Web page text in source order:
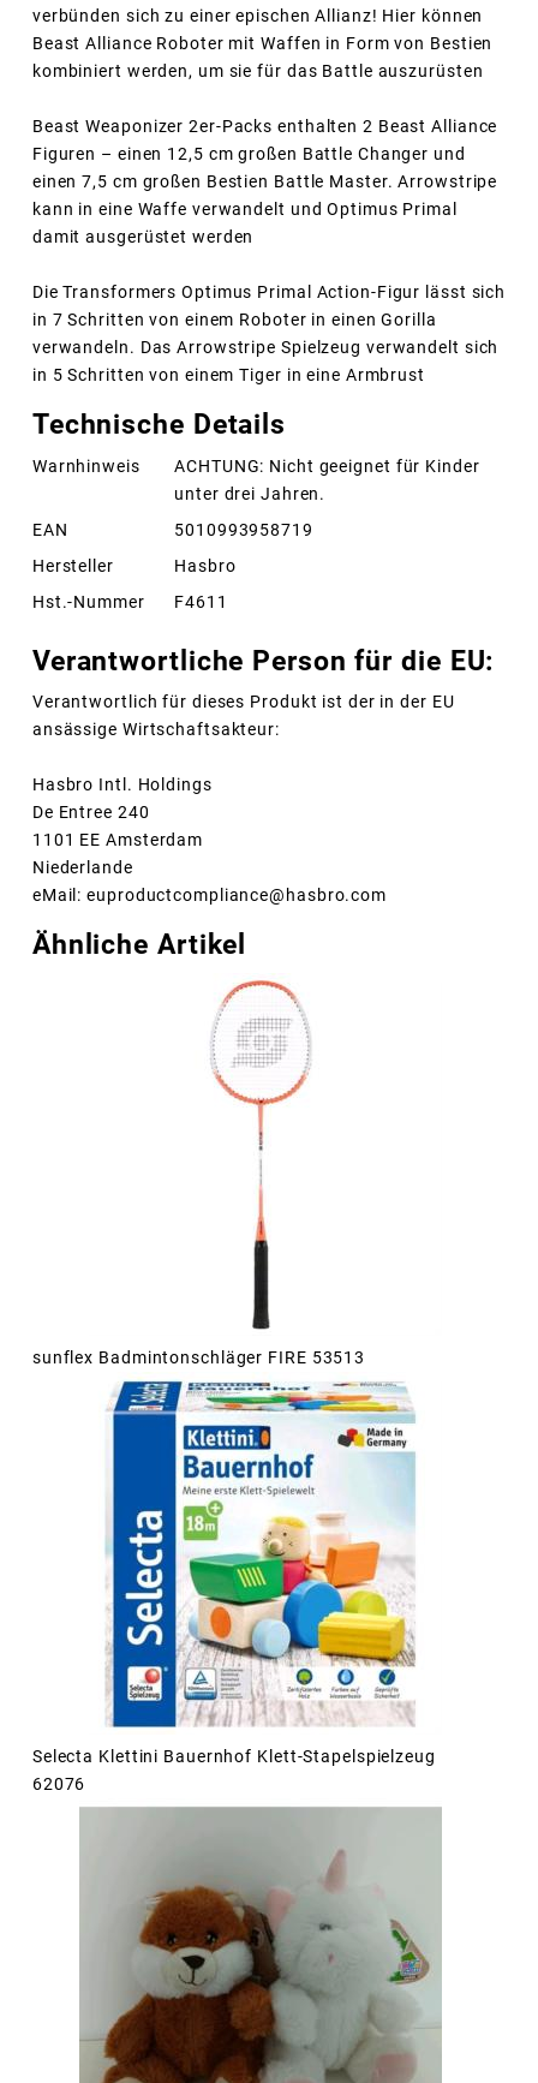
verbünden sich zu einer epischen Allianz! Hier können
Beast Alliance Roboter mit Waffen in Form von Bestien
kombiniert werden, um sie für das Battle auszurüsten
Beast Weaponizer 2er-Packs enthalten 2 Beast Alliance
Figuren – einen 12,5 cm großen Battle Changer und
einen 7,5 cm großen Bestien Battle Master. Arrowstripe
kann in eine Waffe verwandelt und Optimus Primal
damit ausgerüstet werden
Die Transformers Optimus Primal Action-Figur lässt sich
in 7 Schritten von einem Roboter in einen Gorilla
verwandeln. Das Arrowstripe Spielzeug verwandelt sich
in 5 Schritten von einem Tiger in eine Armbrust
Technische Details
Warnhinweis
ACHTUNG: Nicht geeignet für Kinder
unter drei Jahren.
EAN
5010993958719
Hersteller
Hasbro
Hst.-Nummer
F4611
Verantwortliche Person für die EU:
Verantwortlich für dieses Produkt ist der in der EU
ansässige Wirtschaftsakteur:
Hasbro Intl. Holdings
De Entree 240
1101 EE Amsterdam
Niederlande
eMail: euproductcompliance@hasbro.com
Ähnliche Artikel
sunflex Badmintonschläger FIRE 53513
Selecta Klettini Bauernhof Klett-Stapelspielzeug
62076